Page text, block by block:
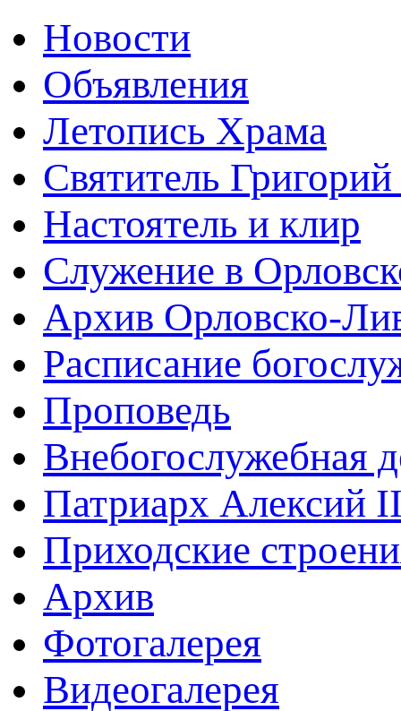
Новости
Объявления
Летопись Храма
Святитель
Настоятель и клир
Служение в
Архив Орловско-
Расписание
Проповедь
Внебогослужебная
Патриарх Алексий
Приходские
Архив
Фотогалерея
Видеогалерея